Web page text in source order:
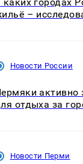
–
Новости России
активно
отдыха за
Новости Перми